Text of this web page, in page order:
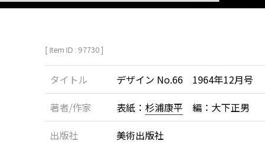
[ Item ID : 97730 ]
タイトル
デザイン No.66 1964年12月号
著者/作家
表紙： 杉浦康平 編：大下正男
出版社
美術出版社